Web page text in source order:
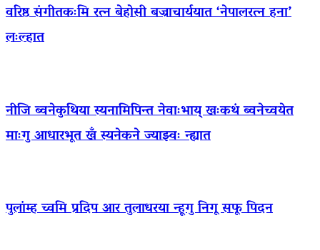
वरिष्ठ संगीतकःमि रत्न बेहोसी बज्राचार्ययात ‘नेपालरत्न हना’
लःल्हात
नीजि ब्वनेकुथिया स्यनामिपिन्त नेवाःभाय् खःकथं ब्वनेच्वयेत
माःगु आधारभूत खँ स्यनेकने ज्याझ्वः न्ह्यात
पुलांम्ह च्वमि प्रदिप आर तुलाधरया न्हूगु निगू सफू पिदन